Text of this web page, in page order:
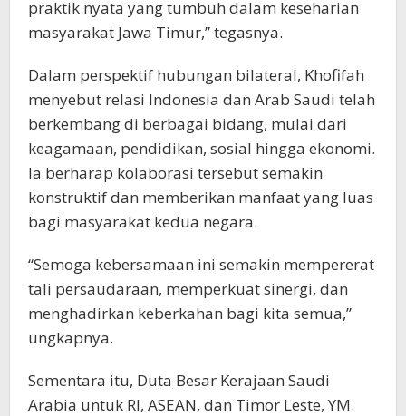
praktik nyata yang tumbuh dalam keseharian
masyarakat Jawa Timur,” tegasnya.
Dalam perspektif hubungan bilateral, Khofifah
menyebut relasi Indonesia dan Arab Saudi telah
berkembang di berbagai bidang, mulai dari
keagamaan, pendidikan, sosial hingga ekonomi.
Ia berharap kolaborasi tersebut semakin
konstruktif dan memberikan manfaat yang luas
bagi masyarakat kedua negara.
“Semoga kebersamaan ini semakin mempererat
tali persaudaraan, memperkuat sinergi, dan
menghadirkan keberkahan bagi kita semua,”
ungkapnya.
Sementara itu, Duta Besar Kerajaan Saudi
Arabia untuk RI, ASEAN, dan Timor Leste, YM.